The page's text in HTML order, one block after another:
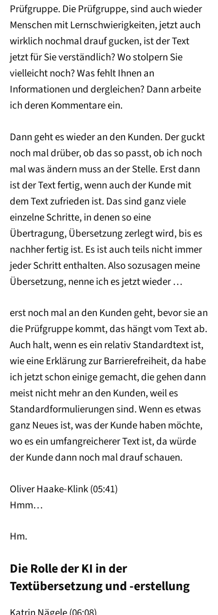
Prüfgruppe. Die Prüfgruppe, sind auch wieder
Menschen mit Lernschwierigkeiten, jetzt auch
wirklich nochmal drauf gucken, ist der Text
jetzt für Sie verständlich? Wo stolpern Sie
vielleicht noch? Was fehlt Ihnen an
Informationen und dergleichen? Dann arbeite
ich deren Kommentare ein.
Dann geht es wieder an den Kunden. Der guckt
noch mal drüber, ob das so passt, ob ich noch
mal was ändern muss an der Stelle. Erst dann
ist der Text fertig, wenn auch der Kunde mit
dem Text zufrieden ist. Das sind ganz viele
einzelne Schritte, in denen so eine
Übertragung, Übersetzung zerlegt wird, bis es
nachher fertig ist. Es ist auch teils nicht immer
jeder Schritt enthalten. Also sozusagen meine
Übersetzung, nenne ich es jetzt wieder …
erst noch mal an den Kunden geht, bevor sie an
die Prüfgruppe kommt, das hängt vom Text ab.
Auch halt, wenn es ein relativ Standardtext ist,
wie eine Erklärung zur Barrierefreiheit, da habe
ich jetzt schon einige gemacht, die gehen dann
meist nicht mehr an den Kunden, weil es
Standardformulierungen sind. Wenn es etwas
ganz Neues ist, was der Kunde haben möchte,
wo es ein umfangreicherer Text ist, da würde
der Kunde dann noch mal drauf schauen.
Oliver Haake-Klink (05:41)
Hmm…
Hm.
Die Rolle der KI in der
Textübersetzung und -erstellung